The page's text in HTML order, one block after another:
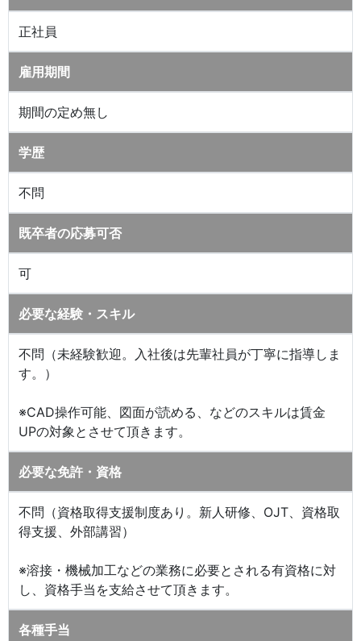
正社員
雇用期間
期間の定め無し
学歴
不問
既卒者の応募可否
可
必要な経験・スキル
不問（未経験歓迎。入社後は先輩社員が丁寧に指導しま
す。）
※CAD操作可能、図面が読める、などのスキルは賃金
UPの対象とさせて頂きます。
必要な免許・資格
不問（資格取得支援制度あり。新人研修、OJT、資格取
得支援、外部講習）
※溶接・機械加工などの業務に必要とされる有資格に対
し、資格手当を支給させて頂きます。
各種手当